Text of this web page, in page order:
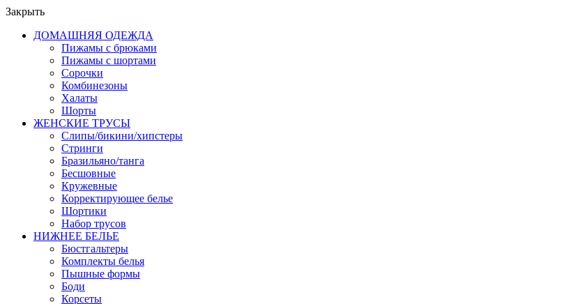
Закрыть
ДОМАШНЯЯ ОДЕЖДА
Пижамы с брюками
Пижамы с шортами
Сорочки
Комбинезоны
Халаты
Шорты
ЖЕНСКИЕ ТРУСЫ
Слипы/бикини/хипстеры
Стринги
Бразильяно/танга
Бесшовные
Кружевные
Корректирующее белье
Шортики
Набор трусов
НИЖНЕЕ БЕЛЬЕ
Бюстгальтеры
Комплекты белья
Пышные формы
Боди
Корсеты